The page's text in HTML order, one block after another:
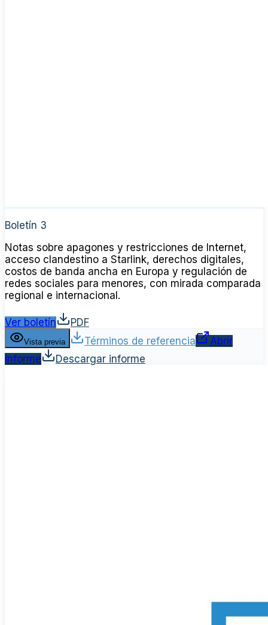
Boletín 3
Notas sobre apagones y restricciones de Internet,
acceso clandestino a Starlink, derechos digitales,
costos de banda ancha en Europa y regulación de
redes sociales para menores, con mirada comparada
regional e internacional.
Ver boletín PDF
Vista previa Términos de referencia
Abrir
informe
Descargar informe